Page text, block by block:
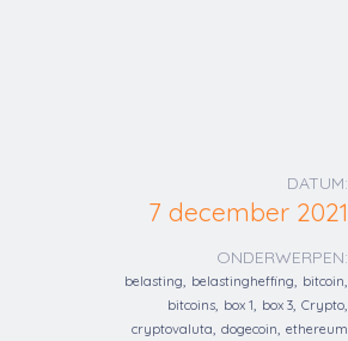
DATUM:
7 december 2021
ONDERWERPEN:
belasting, belastingheffing, bitcoin,
bitcoins, box 1, box 3,Crypto,
cryptovaluta,dogecoin,ethereum